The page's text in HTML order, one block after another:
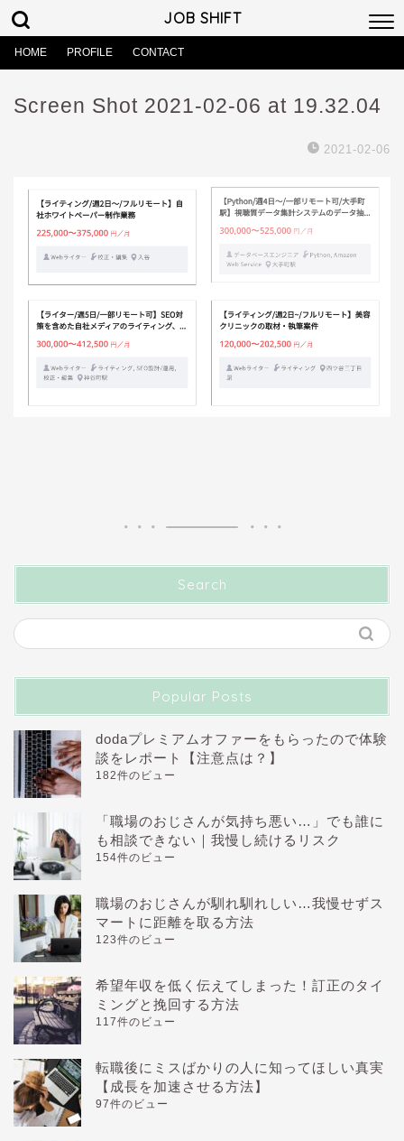
JOB SHIFT
HOME PROFILE CONTACT
Screen Shot 2021-02-06 at 19.32.04
2021-02-06
Search
Popular Posts
dodaプレミアムオファーをもらったので体験
談をレポート【注意点は？】
182件のビュー
「職場のおじさんが気持ち悪い…」でも誰に
も相談できない｜我慢し続けるリスク
154件のビュー
職場のおじさんが馴れ馴れしい…我慢せずス
マートに距離を取る方法
123件のビュー
希望年収を低く伝えてしまった！訂正のタイ
ミングと挽回する方法
117件のビュー
転職後にミスばかりの人に知ってほしい真実
【成長を加速させる方法】
97件のビュー